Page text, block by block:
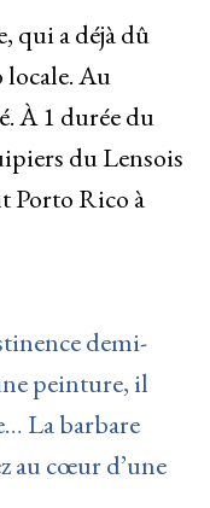
qui a déjà dû
locale. Au
À 1 durée du
du Lensois
Porto Rico à
demi-
peinture, il
La barbare
au cœur d’une